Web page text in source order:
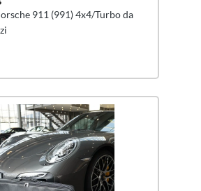
911 (991) 4x4/Turbo da